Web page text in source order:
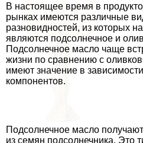
В настоящее время в
рынках имеются различные
разновидностей, из которых
являются подсолнечное и
Подсолнечное масло чаще
жизни по сравнению с
имеют значение в
компонентов.
Подсолнечное масло
из семян подсолнечника. Это